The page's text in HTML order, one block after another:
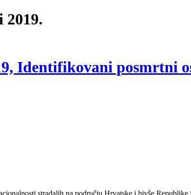
2019.
Identifikovani posmrtni
stradalih na području Hrvatske i bivše